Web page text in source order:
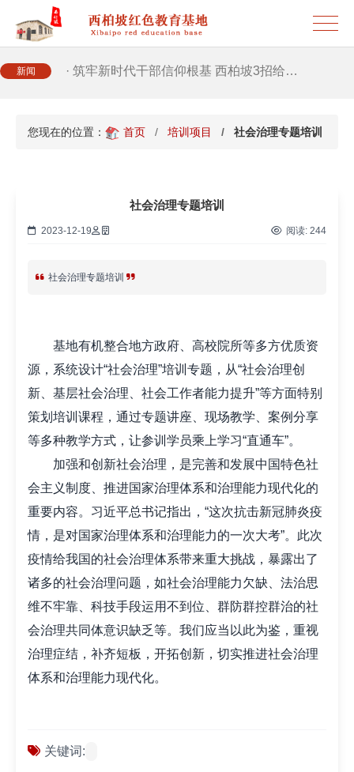
新闻
· 2026年干部培训提质增效三大路径，揭…
· 筑牢新时代干部信仰根基 西柏坡3招给…
您现在的位置： 首页 培训项目 社会治理专题培训
社会治理专题培训
2023-12-19 阅读: 244
社会治理专题培训
基地有机整合地方政府、高校院所等多方优质资
源，系统设计“社会治理”培训专题，从“社会治理创
新、基层社会治理、社会工作者能力提升”等方面特别
策划培训课程，通过专题讲座、现场教学、案例分享
等多种教学方式，让参训学员乘上学习“直通车”。
加强和创新社会治理，是完善和发展中国特色社
会主义制度、推进国家治理体系和治理能力现代化的
重要内容。习近平总书记指出，“这次抗击新冠肺炎疫
情，是对国家治理体系和治理能力的一次大考”。此次
疫情给我国的社会治理体系带来重大挑战，暴露出了
诸多的社会治理问题，如社会治理能力欠缺、法治思
维不牢靠、科技手段运用不到位、群防群控群治的社
会治理共同体意识缺乏等。我们应当以此为鉴，重视
治理症结，补齐短板，开拓创新，切实推进社会治理
体系和治理能力现代化。
关键词: